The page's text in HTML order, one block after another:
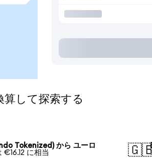
して探索する
Tokenized) から ユーロ
€16.12 に相当